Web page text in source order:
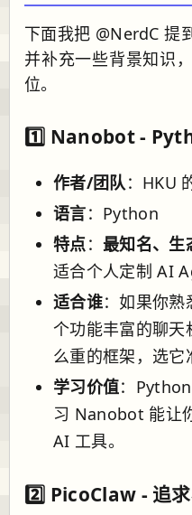
下面我把 @NerdC 提
并补充一些背景知识
位。
1️⃣ Nanobot-
作者/团队：HKU
语言：Python
特点： 最知名、生
适合个人定制 AI
适合谁：如果你
个功能丰富的聊天
么重的框架，选它
学习价值：
习 Nanobot 能让
AI 工具。
2️⃣ PicoClaw - 追